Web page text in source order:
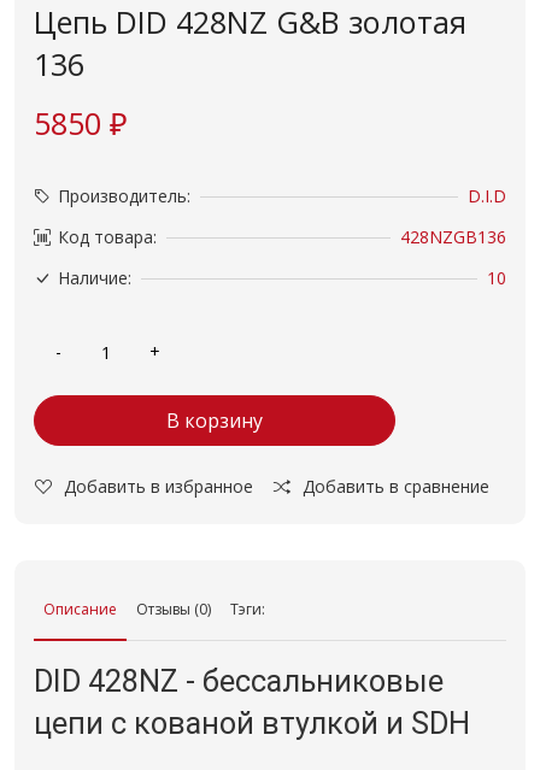
Цепь DID 428NZ G&B золотая
136
5850 ₽
Производитель:
D.I.D
Код товара:
428NZGB136
Наличие:
10
В корзину
Добавить в избранное Добавить в сравнение
Описание Отзывы (0) Тэги:
DID 428NZ - бессальниковые
цепи с кованой втулкой и SDH